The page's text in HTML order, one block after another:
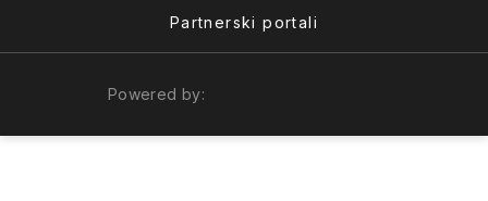
Partnerski portali
Powered by: